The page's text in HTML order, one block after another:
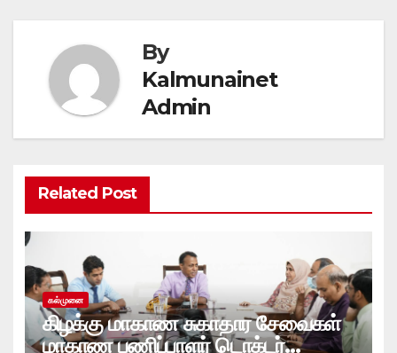
By
Kalmunainet
Admin
Related Post
கல்முனை
கிழக்கு மாகாண சுகாதார சேவைகள்
மாகாண பணிப்பாளர் டொக்டர்